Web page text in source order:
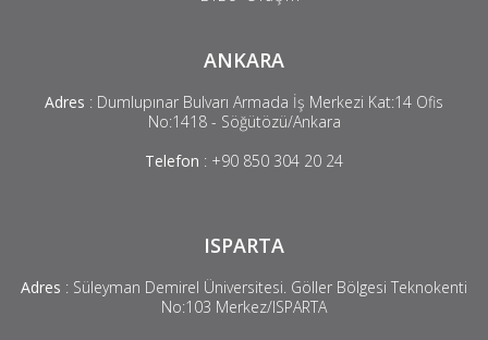
ANKARA
Adres : Dumlupınar Bulvarı Armada İş Merkezi Kat:14 Ofis
No:1418 - Söğütözü/Ankara
Telefon : +90 850 304 20 24
ISPARTA
Adres : Süleyman Demirel Üniversitesi. Göller Bölgesi Teknokenti
No:103 Merkez/ISPARTA